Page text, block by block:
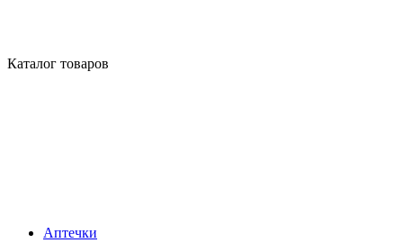
Каталог товаров
Аптечки